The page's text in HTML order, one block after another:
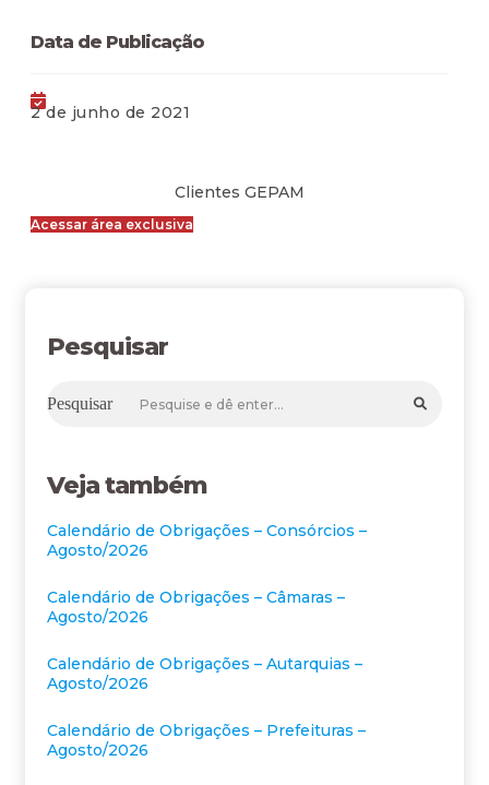
Data de Publicação
2 de junho de 2021
Clientes GEPAM
Acessar área exclusiva
Pesquisar
Pesquisar
Veja também
Calendário de Obrigações – Consórcios –
Agosto/2026
Calendário de Obrigações – Câmaras –
Agosto/2026
Calendário de Obrigações – Autarquias –
Agosto/2026
Calendário de Obrigações – Prefeituras –
Agosto/2026